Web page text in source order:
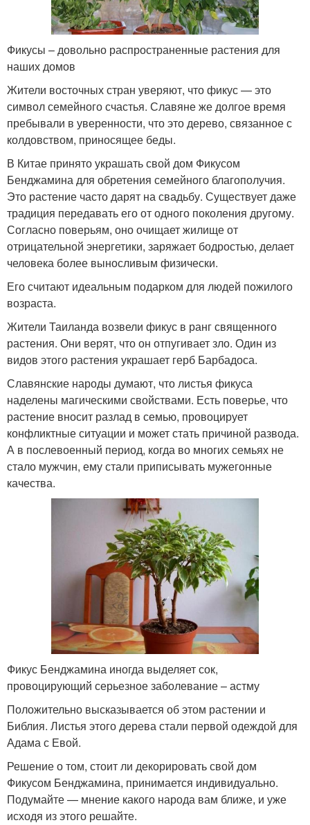
Фикусы – довольно распространенные растения для
наших домов
Жители восточных стран уверяют, что фикус — это
символ семейного счастья. Славяне же долгое время
пребывали в уверенности, что это дерево, связанное с
колдовством, приносящее беды.
В Китае принято украшать свой дом Фикусом
Бенджамина для обретения семейного благополучия.
Это растение часто дарят на свадьбу. Существует даже
традиция передавать его от одного поколения другому.
Согласно поверьям, оно очищает жилище от
отрицательной энергетики, заряжает бодростью, делает
человека более выносливым физически.
Его считают идеальным подарком для людей пожилого
возраста.
Жители Таиланда возвели фикус в ранг священного
растения. Они верят, что он отпугивает зло. Один из
видов этого растения украшает герб Барбадоса.
Славянские народы думают, что листья фикуса
наделены магическими свойствами. Есть поверье, что
растение вносит разлад в семью, провоцирует
конфликтные ситуации и может стать причиной развода.
А в послевоенный период, когда во многих семьях не
стало мужчин, ему стали приписывать мужегонные
качества.
Фикус Бенджамина иногда выделяет сок,
провоцирующий серьезное заболевание – астму
Положительно высказывается об этом растении и
Библия. Листья этого дерева стали первой одеждой для
Адама с Евой.
Решение о том, стоит ли декорировать свой дом
Фикусом Бенджамина, принимается индивидуально.
Подумайте — мнение какого народа вам ближе, и уже
исходя из этого решайте.